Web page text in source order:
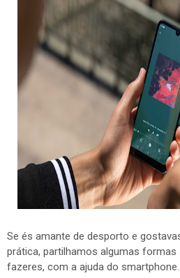
Se és amante de desporto e
prática, partilhamos algumas formas
fazeres, com a ajuda do smartphone.